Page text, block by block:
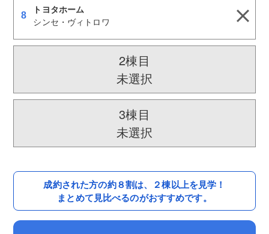
8
トヨタホーム
シンセ・ヴィトロワ
2棟目
未選択
3棟目
未選択
成約された方の約８割は、 ２棟以上を見学！
まとめて見比べるのがおすすめです。